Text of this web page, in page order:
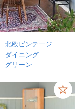
北欧ビンテージ
ダイニング
グリーン